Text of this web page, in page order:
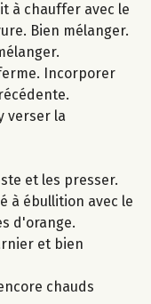
à chauffer avec le
Bien mélanger.
Incorporer
verser la
et les presser.
à ébullition avec le
d'orange.
et bien
chauds